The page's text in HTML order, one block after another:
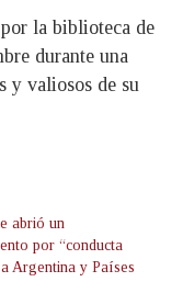
la biblioteca de
durante una
y valiosos de su
abrió un
por “conducta
Argentina y Países